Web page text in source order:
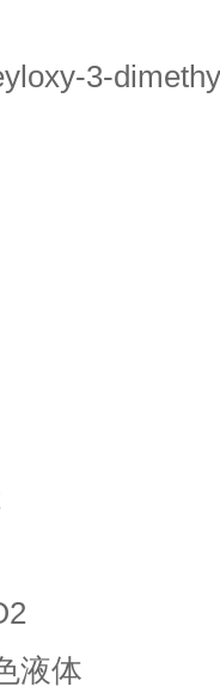
3-
液体